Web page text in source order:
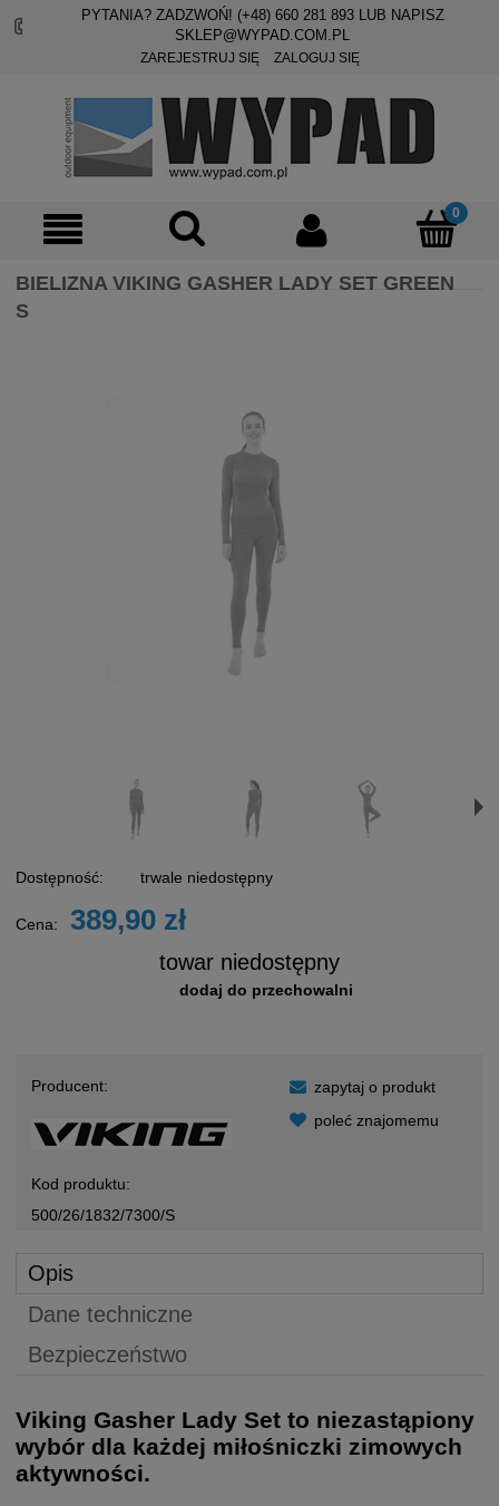
PYTANIA? ZADZWOŃ! (+48) 660 281 893LUB NAPISZ
SKLEP@WYPAD.COM.PL
ZAREJESTRUJ SIĘ ZALOGUJ SIĘ
BIELIZNA VIKING GASHER LADY SET GREEN
S
Dostępność: trwale niedostępny
Cena: 389,90 zł
towar niedostępny
dodaj do przechowalni
Producent:
Kod produktu:
500/26/1832/7300/S
zapytaj o produkt
poleć znajomemu
Opis
Dane techniczne
Bezpieczeństwo
Viking Gasher Lady Set to niezastąpiony
wybór dla każdej miłośniczki zimowych
aktywności.